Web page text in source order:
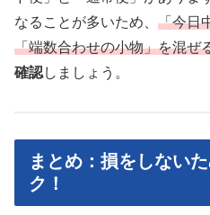
なることが多いため、 「今日
「端数合わせの小物」を混ぜ
確認しましょう。
まとめ：損をしない
ク！